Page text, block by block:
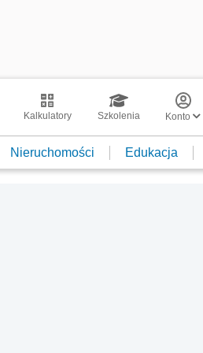
Kalkulatory Szkolenia Konto
Nieruchomości Edukacja